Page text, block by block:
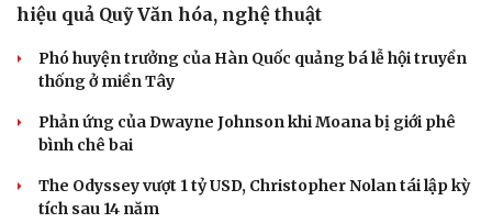
hiệu quả Quỹ Văn hóa, nghệ thuật
Phó huyện trưởng của Hàn Quốc quảng bá lễ hội truyền
thống ở miền Tây
Phản ứng của Dwayne Johnson khi Moana bị giới phê
bình chê bai
The Odyssey vượt 1 tỷ USD, Christopher Nolan tái lập kỳ
tích sau 14 năm